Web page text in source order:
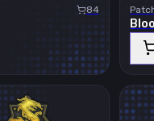
84